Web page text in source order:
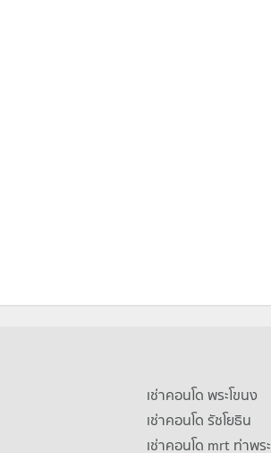
เช่าคอนโด พระโขนง
เช่าคอนโด รัชโยธิน
เช่าคอนโด mrt ท่าพระ